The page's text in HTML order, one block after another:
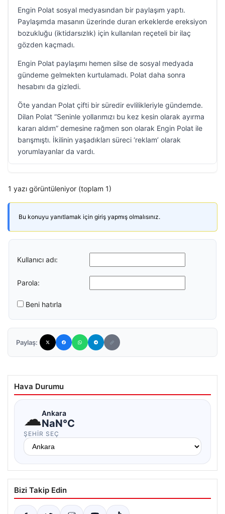
Engin Polat sosyal medyasından bir paylaşım yaptı.
Paylaşımda masanın üzerinde duran erkeklerde ereksiyon
bozukluğu (iktidarsızlık) için kullanılan reçeteli bir ilaç
gözden kaçmadı.
Engin Polat paylaşımı hemen silse de sosyal medyada
gündeme gelmekten kurtulamadı. Polat daha sonra
hesabını da gizledi.
Öte yandan Polat çifti bir süredir evlilikleriyle gündemde.
Dilan Polat “Seninle yollarımızı bu kez kesin olarak ayırma
kararı aldım” demesine rağmen son olarak Engin Polat ile
barışmıştı. İkilinin yaşadıkları süreci ‘reklam’ olarak
yorumlayanlar da vardı.
1 yazı görüntüleniyor (toplam 1)
Bu konuyu yanıtlamak için giriş yapmış olmalısınız.
Kullanıcı adı:
Parola:
Beni hatırla
Paylaş:
Hava Durumu
☁Ankara
NaN°C
ŞEHIR SEÇ
Bizi Takip Edin